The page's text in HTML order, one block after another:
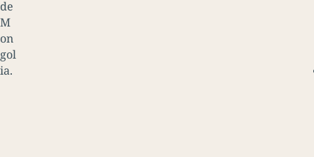
de
M
on
gol
ia.